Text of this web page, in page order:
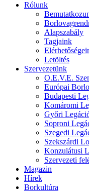
Rólunk
Alapszabály
Tagjaink
Letöltés
Szervezetünk
O.E.V.E.
Európai
Budapesti
Komáromi
Győri
Soproni
Szegedi
Szekszárdi
Konzulátusi
Szervezeti
Magazin
Hírek
Borkultúra